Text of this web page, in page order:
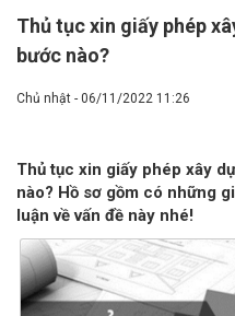
Thủ tục xin giấy phép
bước nào?
Chủ nhật - 06/11/2022 11:26
Thủ tục xin giấy phép xây
nào? Hồ sơ gồm có những
luận về vấn đề này nhé!